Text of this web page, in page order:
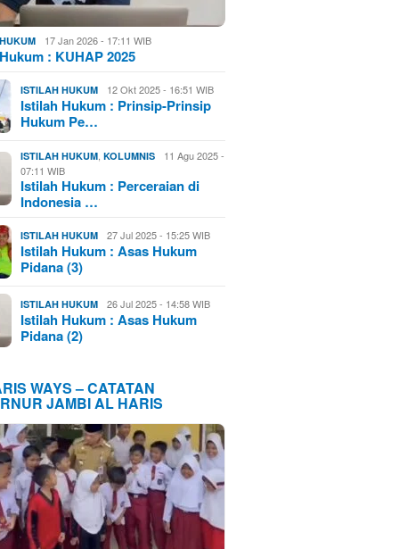
17 Jan 2026 - 17:11 WIB
: KUHAP 2025
ISTILAH HUKUM 12 Okt 2025 - 16:51 WIB
Istilah Hukum : Prinsip-Prinsip
Hukum Pe…
ISTILAH HUKUM ,KOLUMNIS
11 Agu 2025 -
07:11 WIB
Istilah Hukum : Perceraian di
Indonesia …
ISTILAH HUKUM 27 Jul 2025 - 15:25 WIB
Istilah Hukum : Asas Hukum
Pidana (3)
ISTILAH HUKUM 26 Jul 2025 - 14:58 WIB
Istilah Hukum : Asas Hukum
Pidana (2)
WAYS – CATATAN
JAMBI AL HARIS